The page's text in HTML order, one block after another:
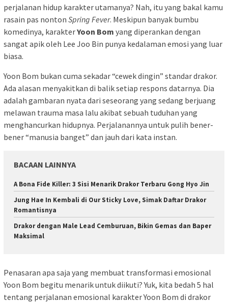
perjalanan hidup karakter utamanya? Nah, itu yang bakal kamu
rasain pas nonton Spring Fever. Meskipun banyak bumbu
komedinya, karakterYoon Bom yang diperankan dengan
sangat apik oleh Lee Joo Bin punya kedalaman emosi yang luar
biasa.
Yoon Bom bukan cuma sekadar “cewek dingin” standar drakor.
Ada alasan menyakitkan di balik setiap respons datarnya. Dia
adalah gambaran nyata dari seseorang yang sedang berjuang
melawan trauma masa lalu akibat sebuah tuduhan yang
menghancurkan hidupnya. Perjalanannya untuk pulih bener-
bener “manusia banget” dan jauh dari kata instan.
BACAAN LAINNYA
A Bona Fide Killer: 3 Sisi Menarik Drakor Terbaru Gong Hyo Jin
Jung Hae In Kembali di Our Sticky Love, Simak Daftar Drakor
Romantisnya
Drakor dengan Male Lead Cemburuan, Bikin Gemas dan Baper
Maksimal
Penasaran apa saja yang membuat transformasi emosional
Yoon Bom begitu menarik untuk diikuti? Yuk, kita bedah 5 hal
tentang perjalanan emosional karakter Yoon Bom di drakor